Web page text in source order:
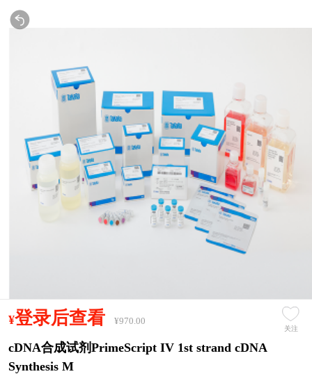
¥登录后查看 ¥970.00
关注
cDNA合成试剂PrimeScript IV 1st strand cDNA
Synthesis M